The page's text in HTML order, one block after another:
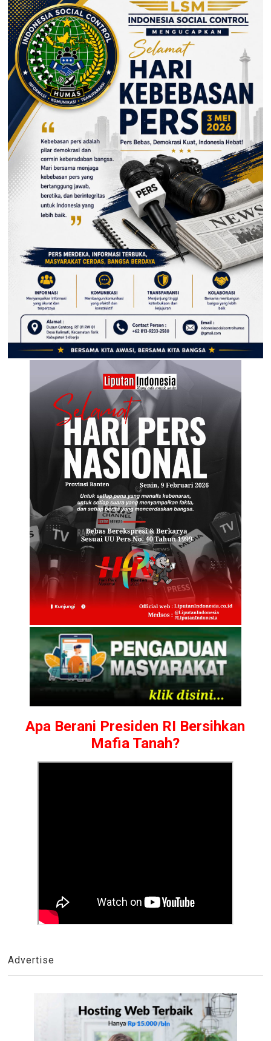
Apa Berani Presiden RI Bersihkan
Mafia Tanah?
Advertise